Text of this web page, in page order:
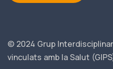
© 2024 Grup
vinculats amb la Salut